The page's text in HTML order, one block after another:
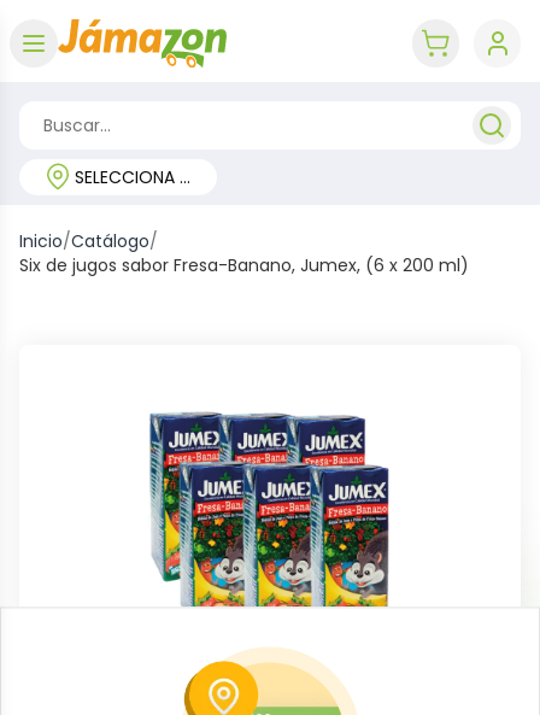
SELECCIONA TU REGIÓN
Inicio/Catálogo/
Six de jugos sabor Fresa-Banano, Jumex, (6 x 200 ml)